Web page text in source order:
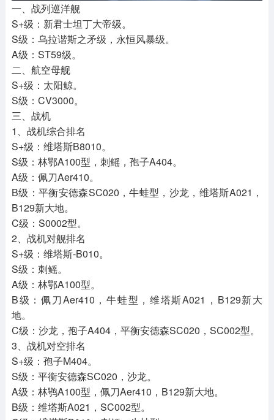
一、战列巡洋舰
S+级：新君士坦丁大帝级。
S级：乌拉谐斯之矛级，永恒风暴级。
A级：ST59级。
二、航空母舰
S+级：太阳鲸。
S级：CV3000。
三、战机
1、战机综合排名
S+级：维塔斯B8010。
S级：林鄂A100型，刺鳐，孢子A404。
A级：佩刀Aer410。
B级：平衡安德森SC020，牛蛙型，沙龙，维塔斯A021，
B129新大地。
C级：S0002型。
2、战机对舰排名
S+级：维塔斯-B010。
S级：刺鳐。
A级：林鄂A100型。
B级：佩刀Aer410，牛蛙型，维塔斯A021，B129新大
地。
C级：沙龙，孢子A404，平衡安德森SC020，SC002型。
3、战机对空排名
S+级：孢子M404。
S级：平衡安德森SC020，沙龙。
A级：林鹗A100型，佩刀Aer410，B129新大地。
B级：维塔斯A021，SC002型。